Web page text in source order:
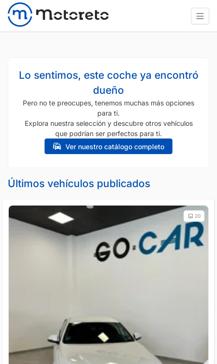
Lo sentimos, este coche ya encontró
dueño
Pero no te preocupes, tenemos muchas más opciones
para ti.
Explora nuestra selección y descubre otros vehículos
que podrían ser perfectos para ti.
Ver nuestro catálogo completo
Últimos vehículos publicados
20